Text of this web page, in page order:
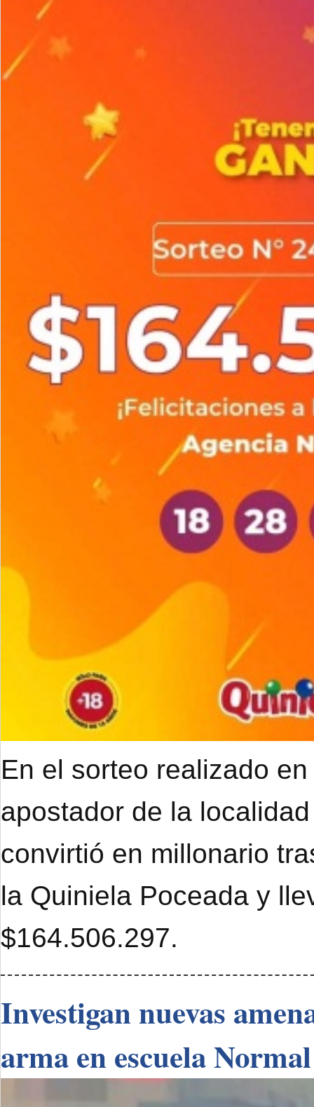
En el sorteo realizado
apostador de la
convirtió en millonario
la Quiniela Poceada y
$164.506.297.
Investigan nuevas
arma en escuela Normal